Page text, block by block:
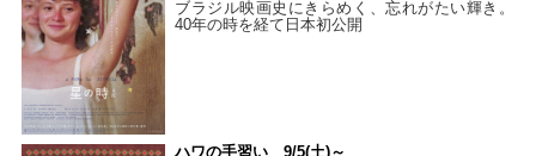
ブラジル映画史にきらめく、忘れがたい輝き。
40年の時を経て⽇本初公開
ハワの手習い 9/5(土)～